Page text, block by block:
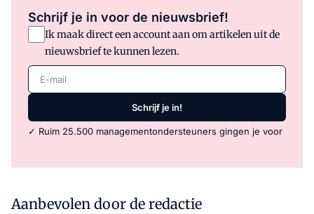
Schrijf je in voor de nieuwsbrief!
Ik maak direct een account aan om artikelen uit de
nieuwsbrief te kunnen lezen.
E-mail
Schrijf je in!
✓ Ruim 25.500 managementondersteuners gingen je voor
Aanbevolen door de redactie